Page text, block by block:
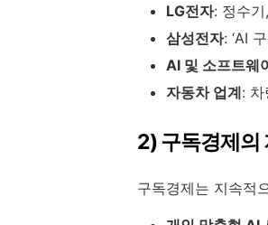
LG전자: 정수
삼성전자: ‘AI
AI 및 소프트웨
자동차 업계: 차
2) 구독경제의
구독경제는 지속적